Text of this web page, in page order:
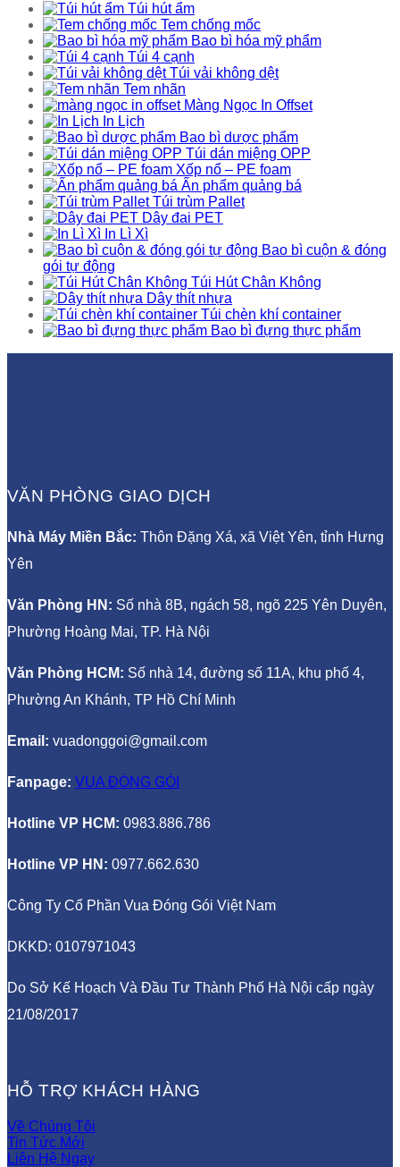
Túi hút ẩm
Tem chống mốc
Bao bì hóa mỹ phẩm
Túi 4 cạnh
Túi vải không dệt
Tem nhãn
Màng Ngọc In Offset
In Lịch
Bao bì dược phẩm
Túi dán miệng OPP
Xốp nổ – PE foam
Ấn phẩm quảng bá
Túi trùm Pallet
Dây đai PET
In Lì Xì
Bao bì cuộn & đóng
gói tự động
Túi Hút Chân Không
Dây thít nhựa
Túi chèn khí container
Bao bì đựng thực phẩm
VĂN PHÒNG GIAO DỊCH
Nhà Máy Miền Bắc: Thôn Đặng Xá, xã Việt Yên, tỉnh Hưng
Yên
Văn Phòng HN: Số nhà 8B, ngách 58, ngõ 225 Yên Duyên,
Phường Hoàng Mai, TP. Hà Nội
Văn Phòng HCM: Số nhà 14, đường số 11A, khu phố 4,
Phường An Khánh, TP Hồ Chí Minh
Email: vuadonggoi@gmail.com
Fanpage: VUA ĐÓNG GÓI
Hotline VP HCM: 0983.886.786
Hotline VP HN: 0977.662.630
Công Ty Cổ Phần Vua Đóng Gói Việt Nam
DKKD: 0107971043
Do Sở Kế Hoạch Và Đầu Tư Thành Phố Hà Nội cấp ngày
21/08/2017
HỖ TRỢ KHÁCH HÀNG
Về Chúng Tôi
Tin Tức Mới
Liên Hệ Ngay